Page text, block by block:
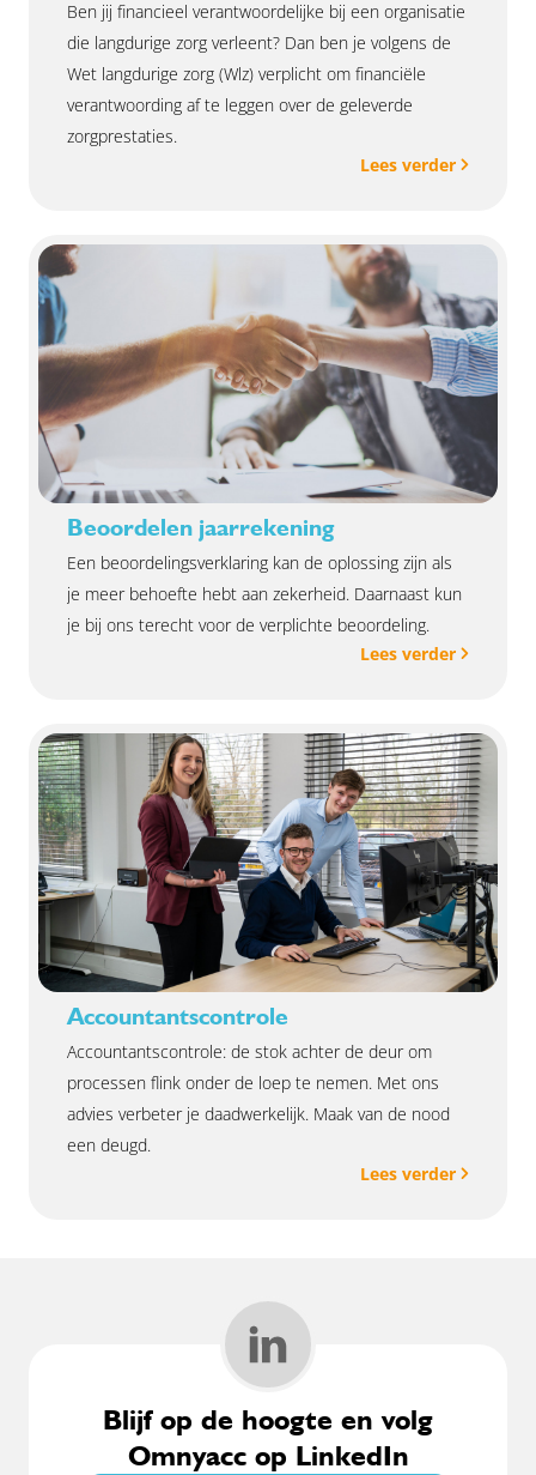
Ben jij financieel verantwoordelijke bij een organisatie
die langdurige zorg verleent? Dan ben je volgens de
Wet langdurige zorg (Wlz) verplicht om financiële
verantwoording af te leggen over de geleverde
zorgprestaties.
Lees verder
Beoordelen jaarrekening
Een beoordelingsverklaring kan de oplossing zijn als
je meer behoefte hebt aan zekerheid. Daarnaast kun
je bij ons terecht voor de verplichte beoordeling.
Lees verder
Accountantscontrole
Accountantscontrole: de stok achter de deur om
processen flink onder de loep te nemen. Met ons
advies verbeter je daadwerkelijk. Maak van de nood
een deugd.
Lees verder
Blijf op de hoogte en volg
Omnyacc op LinkedIn